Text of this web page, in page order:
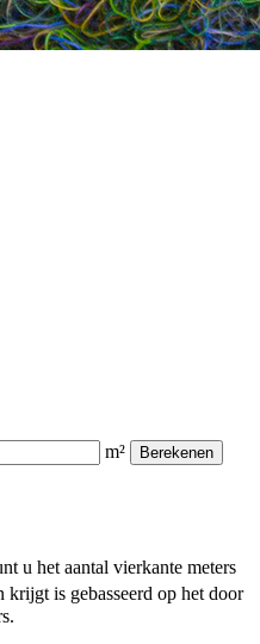
m² Berekenen
u het aantal vierkante meters
is gebasseerd op het door